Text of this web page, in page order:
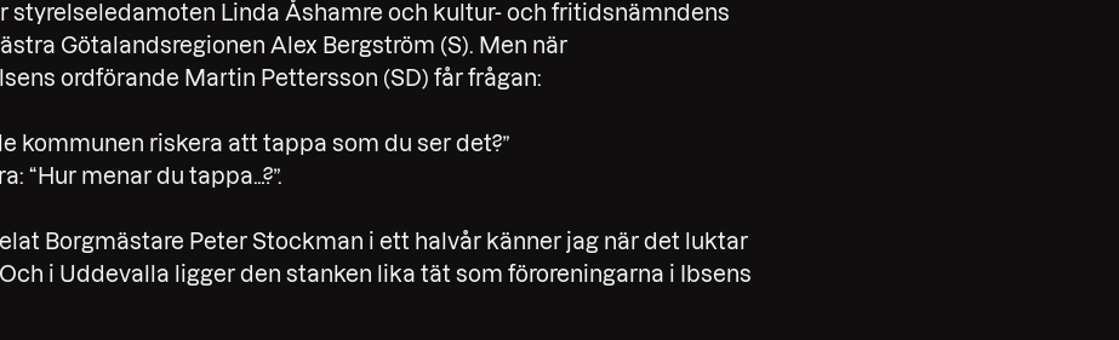
styrelseledamoten Linda Åshamre och kultur- och fritidsnämndens
Götalandsregionen Alex Bergström (S). Men när
ordförande Martin Pettersson (SD) får frågan:
kommunen riskera att tappa som du ser det?”
“Hur menar du tappa…?”.
Borgmästare Peter Stockman i ett halvår känner jag när det luktar
i Uddevalla ligger den stanken lika tät som föroreningarna i Ibsens